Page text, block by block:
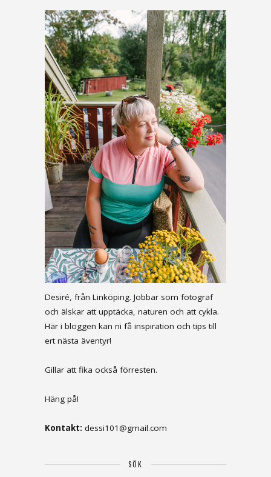
Desiré, från Linköping. Jobbar som fotograf
och älskar att upptäcka, naturen och att cykla.
Här i bloggen kan ni få inspiration och tips till
ert nästa äventyr!
Gillar att fika också förresten.
Häng på!
Kontakt: dessi101@gmail.com
SÖK